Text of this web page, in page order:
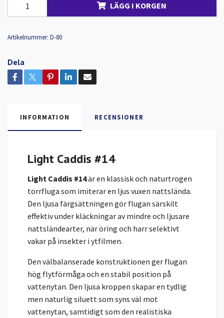
LÄGG I KORGEN
Artikelnummer: D-80
Dela
INFORMATION RECENSIONER
Light Caddis #14
Light Caddis #14är en klassisk och naturtrogen
torrfluga som imiterar en ljus vuxen nattslända.
Den ljusa färgsättningen gör flugan särskilt
effektiv under kläckningar av mindre och ljusare
nattsländearter, när öring och harr selektivt
vakar på insekter i ytfilmen.
Den välbalanserade konstruktionen ger flugan
hög flytförmåga och en stabil position på
vattenytan. Den ljusa kroppen skapar en tydlig
men naturlig siluett som syns väl mot
vattenytan, samtidigt som den realistiska